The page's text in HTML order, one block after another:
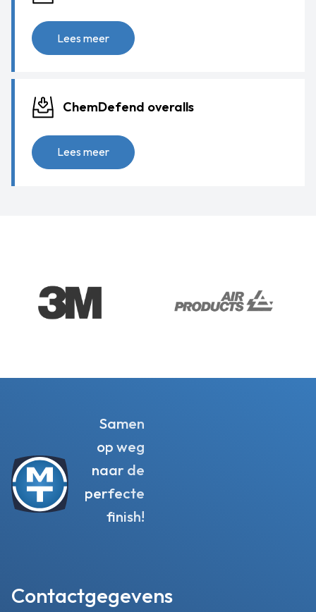
Lees meer
ChemDefend overalls
Lees meer
Samen
op weg
naar de
perfecte
finish!
Contactgegevens